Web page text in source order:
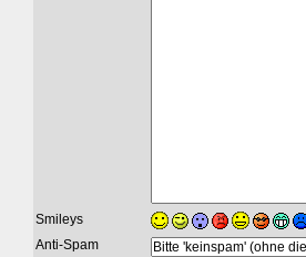
Smileys
Anti-Spam